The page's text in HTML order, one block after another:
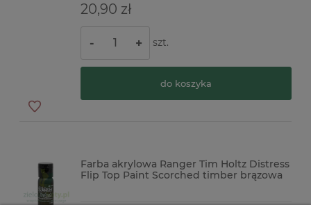
20,90 zł
- + szt.
do koszyka
Farba akrylowa Ranger Tim Holtz Distress
Flip Top Paint Scorched timber brązowa